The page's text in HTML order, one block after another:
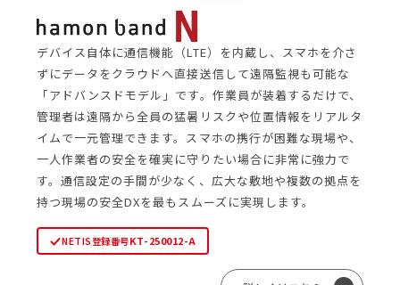
デバイス自体に通信機能（LTE）を内蔵し、スマホを介さ
ずにデータをクラウドへ直接送信して遠隔監視も可能な
「アドバンスドモデル」です。作業員が装着するだけで、
管理者は遠隔から全員の猛暑リスクや位置情報をリアルタ
イムで一元管理できます。スマホの携行が困難な現場や、
一人作業者の安全を確実に守りたい場合に非常に強力で
す。通信設定の手間が少なく、広大な敷地や複数の拠点を
持つ現場の安全DXを最もスムーズに実現します。
NETIS登録番号KT-250012-A